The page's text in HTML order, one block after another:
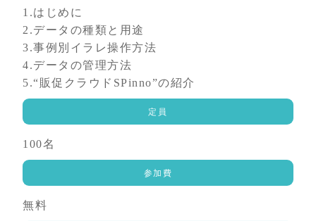
1.はじめに
2.データの種類と用途
3.事例別イラレ操作方法
4.データの管理方法
5.“販促クラウドSPinno”の紹介
定員
100名
参加費
無料